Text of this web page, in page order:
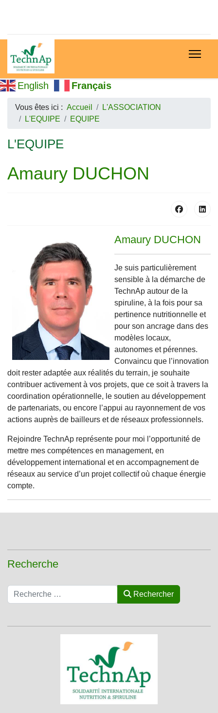
English Français
Vous êtes ici : Accueil
L'ASSOCIATION
L'EQUIPE
EQUIPE
L'EQUIPE
Amaury DUCHON
Amaury DUCHON
Je suis particulièrement
sensible à la démarche de
TechnAp autour de la
spiruline, à la fois pour sa
pertinence nutritionnelle et
pour son ancrage dans des
modèles locaux,
autonomes et pérennes.
Convaincu que l’innovation
doit rester adaptée aux réalités du terrain, je souhaite
contribuer activement à vos projets, que ce soit à travers la
coordination opérationnelle, le soutien au développement
de partenariats, ou encore l’appui au rayonnement de vos
actions auprès de bailleurs et de réseaux professionnels.
Rejoindre TechnAp représente pour moi l’opportunité de
mettre mes compétences en management, en
développement international et en accompagnement de
réseaux au service d’un projet collectif où chaque énergie
compte.
Recherche
Rechercher Rechercher